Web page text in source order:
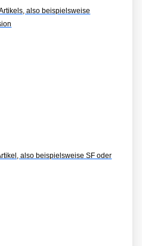
also beispielsweise
also beispielsweise SF oder